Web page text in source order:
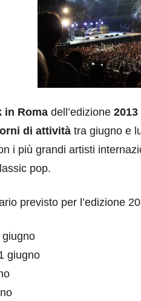
in Roma dell’edizione 2013
di attività tra giugno e
i più grandi artisti
pop.
previsto per l’edizione
giugno
giugno